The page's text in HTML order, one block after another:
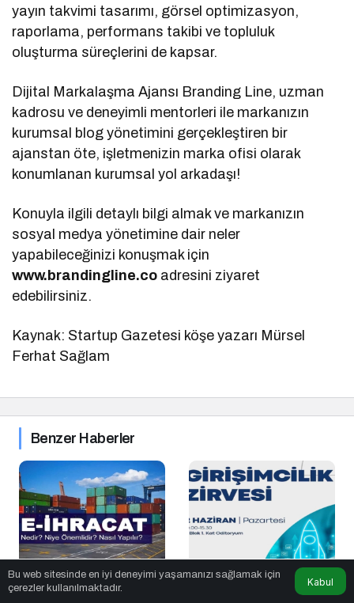
yayın takvimi tasarımı, görsel optimizasyon,
raporlama, performans takibi ve topluluk
oluşturma süreçlerini de kapsar.
Dijital Markalaşma Ajansı Branding Line, uzman
kadrosu ve deneyimli mentorleri ile markanızın
kurumsal blog yönetimini gerçekleştiren bir
ajanstan öte, işletmenizin marka ofisi olarak
konumlanan kurumsal yol arkadaşı!
Konuyla ilgili detaylı bilgi almak ve markanızın
sosyal medya yönetimine dair neler
yapabileceğinizi konuşmak için
www.brandingline.co adresini ziyaret
edebilirsiniz.
Kaynak: Startup Gazetesi köşe yazarı Mürsel
Ferhat Sağlam
Benzer Haberler
E-İhracat Yönetimi
İSTÜN Girişimcilik
Zirvesi 2025 İçin Geri
Bu web sitesinde en iyi deneyimi yaşamanızı sağlamak için
çerezler kullanılmaktadır.
Kabul